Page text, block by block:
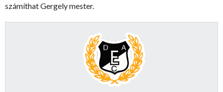
számíthat Gergely mester.